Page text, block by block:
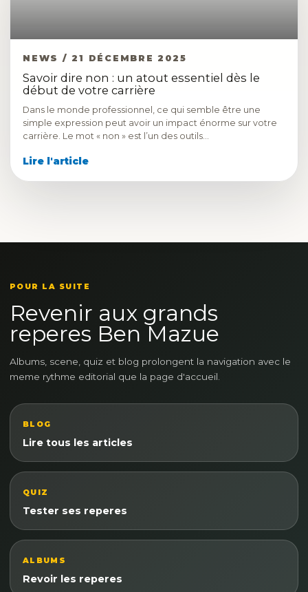
NEWS / 21 DÉCEMBRE 2025
Savoir dire non : un atout essentiel dès le
début de votre carrière
Dans le monde professionnel, ce qui semble être une
simple expression peut avoir un impact énorme sur votre
carrière. Le mot « non » est l’un des outils…
Lire l'article
POUR LA SUITE
Revenir aux grands
reperes Ben Mazue
Albums, scene, quiz et blog prolongent la navigation avec le
meme rythme editorial que la page d'accueil.
BLOG
Lire tous les articles
QUIZ
Tester ses reperes
ALBUMS
Revoir les reperes